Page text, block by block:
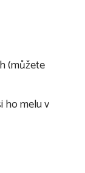
(můžete
ho melu v